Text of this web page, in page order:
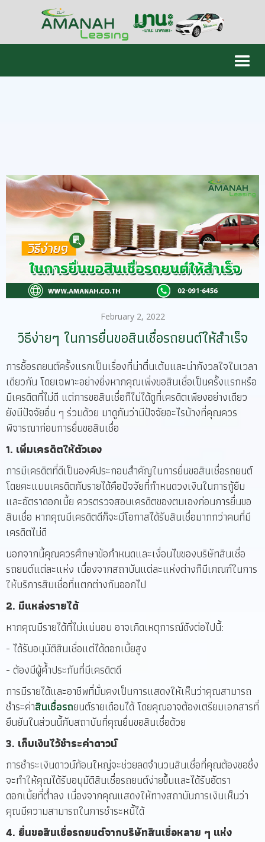
February 2, 2022
วิธีง่ายๆ ในการยื่นขอสินเชื่อรถยนต์ให้สำเร็จ​
การซื้อรถยนต์ครั้งแรกเป็นเรื่องที่น่าตื่นเต้นและน่ากังวลใจในเวลา
เดียวกัน โดยเฉพาะอย่างยิ่งหากคุณเพิ่งขอสินเชื่อเป็นครั้งแรกหรือ
มีเครดิตที่ไม่ดี แต่การขอสินเชื่อก็ไม่ได้ดูที่เครดิตเพียงอย่างเดียว
ยังมีปัจจัยอื่น ๆ ร่วมด้วย มาดูกันว่ามีปัจจัยอะไรบ้างที่คุณควร
พิจารณาก่อนการยื่นขอสินเชื่อ
1. เพิ่มเครดิตให้ตัวเอง
การมีเครดิตที่ดีเป็นองค์ประกอบสำคัญในการยื่นขอสินเชื่อรถยนต์
โดยคะแนนเครดิตกับรายได้คือปัจจัยที่กำหนดวงเงินในการกู้ยืม
และอัตราดอกเบี้ย ควรตรวจสอบเครดิตของตนเองก่อนการยื่นขอ
สินเชื่อ หากคุณมีเครดิตดีก็จะมีโอกาสได้รับสินเชื่อมากกว่าคนที่มี
เครดิตไม่ดี
นอกจากนี้คุณควรศึกษาข้อกำหนดและเงื่อนไขของบริษัทสินเชื่อ
รถยนต์แต่ละแห่ง เนื่องจากสถาบันแต่ละแห่งต่างก็มีเกณฑ์ในการ
ให้บริการสินเชื่อที่แตกต่างกันออกไป
2. มีแหล่งรายได้
หากคุณมีรายได้ที่ไม่แน่นอน อาจเกิดเหตุการณ์ดังต่อไปนี้:
- ได้รับอนุมัติสินเชื่อแต่ได้ดอกเบี้ยสูง
- ต้องมีผู้ค้ำประกันที่มีเครดิตดี
การมีรายได้และอาชีพที่มั่นคงเป็นการแสดงให้เห็นว่าคุณสามารถ
ชำระค่าสินเชื่อรถยนต์รายเดือนได้ โดยคุณอาจต้องเตรียมเอกสารที่
ยืนยันในส่วนนี้กับสถาบันที่คุณยื่นขอสินเชื่อด้วย
3. เก็บเงินไว้ชำระค่าดาวน์
การชำระเงินดาวน์ก้อนใหญ่จะช่วยลดจำนวนสินเชื่อที่คุณต้องขอซึ่ง
จะทำให้คุณได้รับอนุมัติสินเชื่อรถยนต์ง่ายขึ้นและได้รับอัตรา
ดอกเบี้ยที่ต่ำลง เนื่องจากคุณแสดงให้ทางสถาบันการเงินเห็นว่า
คุณมีความสามารถในการชำระหนี้ได้
4. ยื่นขอสินเชื่อรถยนต์จากบริษัทสินเชื่อหลาย ๆ แห่ง